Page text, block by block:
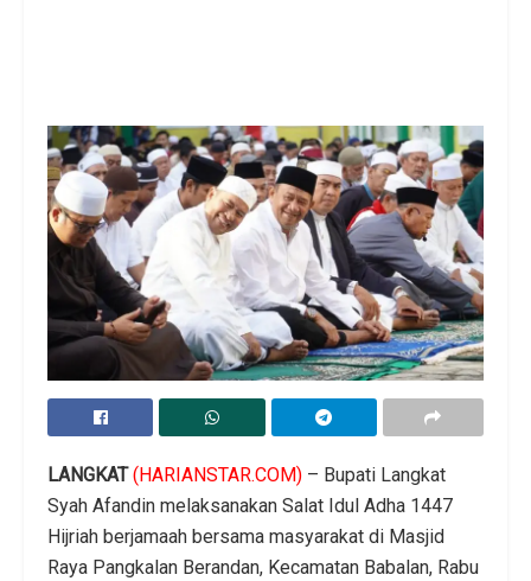
LANGKAT(HARIANSTAR.COM) – Bupati Langkat
Syah Afandin melaksanakan Salat Idul Adha 1447
Hijriah berjamaah bersama masyarakat di Masjid
Raya Pangkalan Berandan, Kecamatan Babalan, Rabu